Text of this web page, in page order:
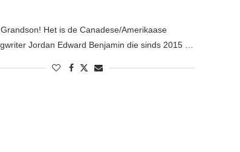
Het is de Canadese/Amerikaase
Jordan Edward Benjamin die sinds 2015 …